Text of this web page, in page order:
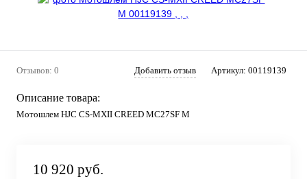
Отзывов: 0 Добавить отзыв Артикул: 00119139
Описание товара:
Мотошлем HJC CS-MXII CREED MC27SF M
10 920 руб.